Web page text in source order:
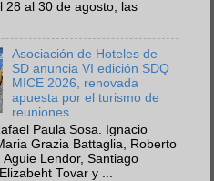
28 al 30 de agosto, las
...
Asociación de Hoteles de
SD anuncia VI edición SDQ
MICE 2026, renovada
apuesta por el turismo de
reuniones
Paula Sosa. Ignacio
Grazia Battaglia, Roberto
Aguie Lendor, Santiago
Tovar y ...